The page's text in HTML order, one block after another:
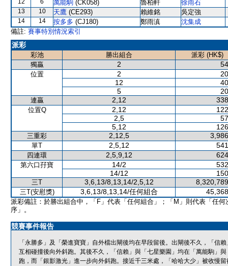
12 6 萬能駒 (CK058) 魯柏軒 徐雨石
13 10 天鷹 (CE293) 賴維銘 吳定強
14 14 按多多 (CJ180) 鄭雨滇
沈集成
備註: 賽事特別情況索引
派彩
彩池 勝出組合
派彩 (HK$)
獨贏
2
位置 2
12
5
連贏 2,12
位置Q 2,12
2,5
5,12
三重彩 2,12,5
單T 2,5,12
四連環 2,5,9,12
第六口孖寶 14/2
14/12
三T 3,6,13/8,13,14/2,5,12
三T(安慰獎) 3,6,13/8,13,14/任何組合
派彩備註：於勝出組合中，「F」代表「任何組合」；「M」則代表「任何
序」。
競賽事件報告
「永勝多」及「榮進寶寶」自外檔出閘後均在早段留後。出閘後不久，「信
互相碰撞後向外斜跑。其後不久，「信賴」與「七星樂園」均在「萬能駒」
跑，而「銀影激光」進一步向外斜跑。接近千三米處，「哈哈大少」被收慢